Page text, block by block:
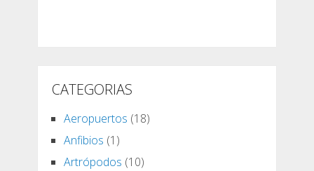
CATEGORIAS
Aeropuertos (18)
Anfibios (1)
Artrópodos (10)